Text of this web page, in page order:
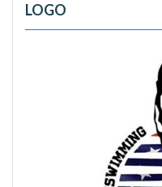
LOGO